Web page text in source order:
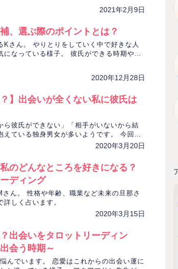
2021年2月9日
、選ぶ際のポイントとは？
Kさん。 やりとりをしていく中で好きな人
になっている様子。 彼氏ができる時期や彼
2020年12月28日
】出会いが全くない私に彼氏は
ら彼氏ができない」「相手がいないから結
ている独身男女が多いようです。 今回
泉先生が、Rさんの出会い運と結婚運を流
2020年3月20日
のどんなところを好きになる？
ディング
ん。 性格や年齢、職業など未来の旦那さ
しく占います。
2020年3月15日
出会いをタロットリーディン
会う時期～
んでいます。 恋愛はこれからの出会い運に